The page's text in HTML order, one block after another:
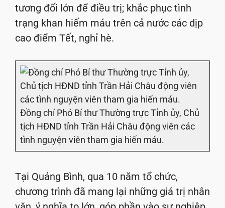
tương đối lớn để điều trị; khắc phục tình
trạng khan hiếm máu trên cả nước các dịp
cao điểm Tết, nghỉ hè.
Đồng chí Phó Bí thư Thường trực Tỉnh ủy, Chủ
tịch HĐND tỉnh Trần Hải Châu động viên các
tình nguyện viên tham gia hiến máu.
Tại Quảng Bình, qua 10 năm tổ chức,
chương trình đã mang lại những giá trị nhân